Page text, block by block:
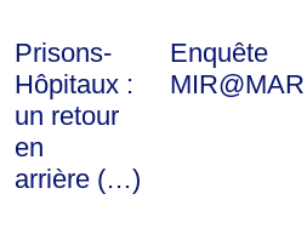
Prisons-
Hôpitaux :
un retour
en
arrière (…)
Enquête
MIR@MAR